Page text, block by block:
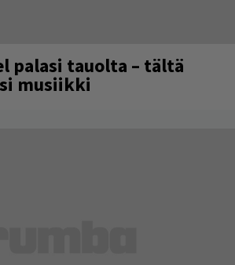
palasi tauolta – tältä
musiikki